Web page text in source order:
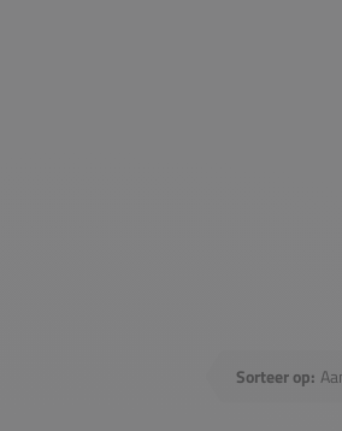
Sorteer op: